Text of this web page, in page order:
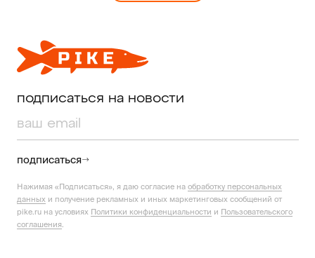
подписаться на новости
подписаться
Нажимая «Подписаться», я даю согласие на обработку персональных
данных и получение рекламных и иных маркетинговых сообщений от
pike.ru на условиях Политики конфиденциальности и Пользовательского
соглашения